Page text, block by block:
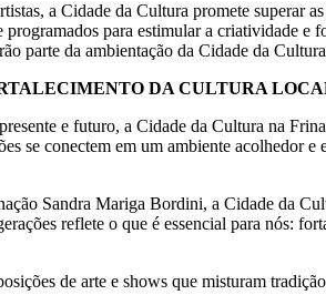
a Cidade da Cultura promete superar
para estimular a criatividade
parte da ambientação da Cidade da
DA CULTURA
e futuro, a Cidade da Cultura na
se conectem em um ambiente
Sandra Mariga Bordini, a Cidade da
reflete o que é essencial para nós:
de arte e shows que misturam